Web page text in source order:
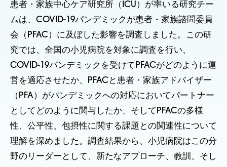
患者・家族中心ケア研究所（ICU）が率いる研究チー
ムは、COVID-19パンデミックが患者・家族諮問委員
会（PFAC）に及ぼした影響を調査しました。この研
究では、全国の小児病院を対象に調査を行い、
COVID-19パンデミックを受けてPFACがどのように運
営を適応させたか、PFACと患者・家族アドバイザー
（PFA）がパンデミックへの対応においてパートナー
としてどのように関与したか、そしてPFACの多様
性、公平性、包摂性に関する課題との関連性について
理解を深めました。調査結果から、小児病院はこの分
野のリーダーとして、新たなアプローチ、教訓、そし